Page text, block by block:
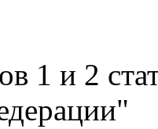
1 и 2